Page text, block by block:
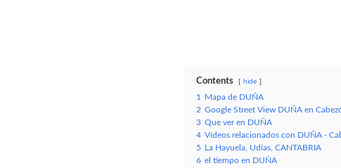
Contents hide
1
Mapa de DUÑA
2 Google Street View DUÑA en
3 Que ver en DUÑA
4 Vídeos relacionados con DUÑA -
5
La Hayuela, Udías, CANTABRIA
6 el tiempo en DUÑA